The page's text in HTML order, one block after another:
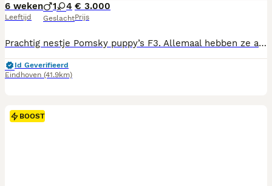
6 weken
Leeftijd
1 4
Geslacht
€ 3.000
Prijs
Prachtig nestje Pomsky puppy’s F3. Allemaal hebben ze andere kenmerken en is het een mooie mix van de moeder- en vaderhond. Stambomen zijn beschikbaar en de bloedlijnen komen uit UK en NL. Zowel Lotus als de vaderhond Misto zijn uitgebreid onderzocht voordat zij voor de fok zijn ingezet en zij voldoen aan de gezondheidseisen. De uitgevoerde onderzoeken omvatten onder andere heuponderzoek (HD), elleboogonderzoek (ED), Patella Luxatie, oogonderzoek (ECVO en glaucoom) en Embark DNA-testen.
Id Geverifieerd
Eindhoven (41.9km)
BOOST